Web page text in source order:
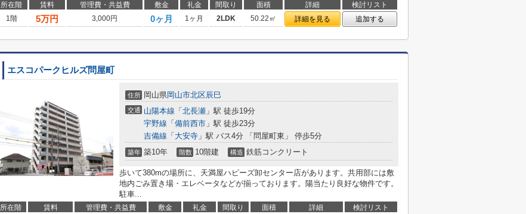
所在階 賃料 管理費・共益費 敷金 礼金 間取り 面積 詳細
検討リスト
1階
5万円 3,000円 0ヶ月 1ヶ月 2LDK 50.22㎡ 詳細を見る 追加する
エスコパークヒルズ問屋町
住所 岡山県岡山市北区辰巳
交通 山陽本線 「 北長瀬 」駅 徒歩19分
宇野線 「 備前西市 」駅 徒歩23分
吉備線 「 大安寺 」駅 バス4分 「問屋町東」 停歩5分
築年 築10年 階数 10階建 構造 鉄筋コンクリート
歩いて380mの場所に、天満屋ハピーズ卸センター店があります。共用部には敷
地内ごみ置き場・エレベータなどが揃っております。陽当たり良好な物件です。
駐車...
所在階 賃料 管理費・共益費 敷金 礼金 間取り 面積 詳細
検討リスト